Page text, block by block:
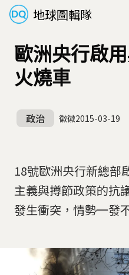
地球圖輯隊
歐洲央行啟
火燒車
政治 徽徽2015-03-19
18號歐洲央行新總部
主義與撙節政策的抗
發生衝突，情勢一發